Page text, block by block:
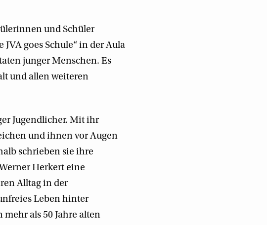
und Schüler
goes Schule“ in der Aula
junger Menschen. Es
und allen weiteren
Jugendlicher. Mit ihr
und ihnen vor Augen
schrieben sie ihre
Herkert eine
Alltag in der
Leben hinter
als 50 Jahre alten